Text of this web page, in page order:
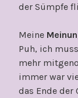
der Sümpfe
Meine
Puh, ich
mehr
immer war
das Ende der